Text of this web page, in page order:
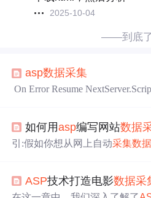
2025-10-04
——到底
asp数据采集
On Error Resume
2
如何用asp编写网站数据
引:假如你想从网上自动采集数据
P代码，能让你随心所欲地从网
用啊！一、网站数据 采集方法
ASP技术打造电影数据采